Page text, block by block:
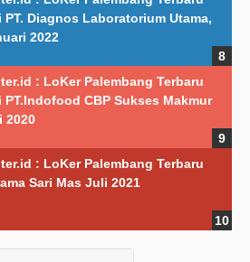
PT. Diagnos Laboratorium Utama,
2022
: LoKer Palembang Terbaru
PT.Indofood CBP Sukses Makmur
2020
: LoKer Palembang Terbaru
Sari Mas Juli 2021